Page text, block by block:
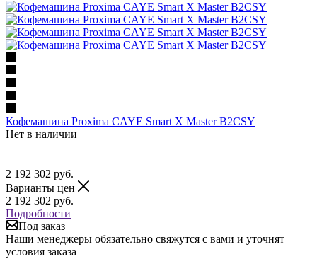
Кофемашина Proxima CAYE Smart X Master B2CSY
Нет в наличии
2 192 302 руб.
Варианты цен
2 192 302 руб.
Подробности
Под заказ
Наши менеджеры обязательно свяжутся с вами и уточнят
условия заказа